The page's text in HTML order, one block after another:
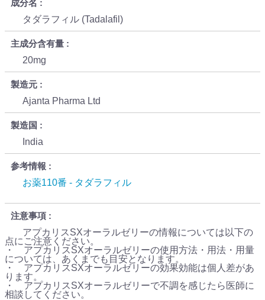
成分名
タダラフィル (Tadalafil)
主成分含有量
20mg
製造元
Ajanta Pharma Ltd
製造国
India
参考情報
お薬110番 - タダラフィル
注意事項
アプカリスSXオーラルゼリーの情報については以下の
点にご注意ください。
・ アプカリスSXオーラルゼリーの使用方法・用法・用量
については、あくまでも目安となります。
・ アプカリスSXオーラルゼリーの効果効能は個人差があ
ります。
・ アプカリスSXオーラルゼリーで不調を感じたら医師に
相談してください。